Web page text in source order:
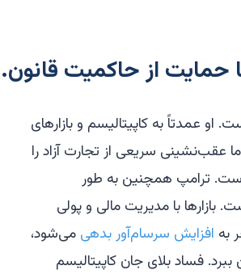
حمایت از حاکمیت قانون.
عمدتاً به کاپیتالیسم و بازارهای
عقب‌نشینی سریعی از تجارت آزاد را
ترامپ همچنین به طور
بازارها با مدیریت مالی و پولی
به افزایش سرسام‌آور بدهی می‌شود،
فساد بلای جان کاپیتالیسم